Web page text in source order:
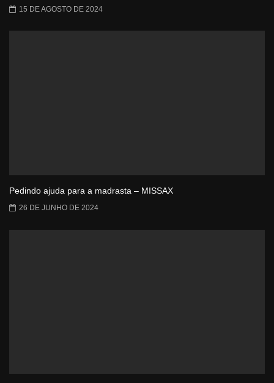
15 DE AGOSTO DE 2024
Pedindo ajuda para a madrasta – MISSAX
26 DE JUNHO DE 2024